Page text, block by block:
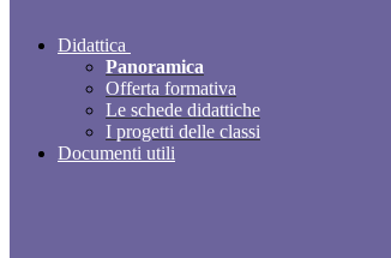
Didattica
Panoramica
Offerta formativa
Le schede didattiche
I progetti delle classi
Documenti utili